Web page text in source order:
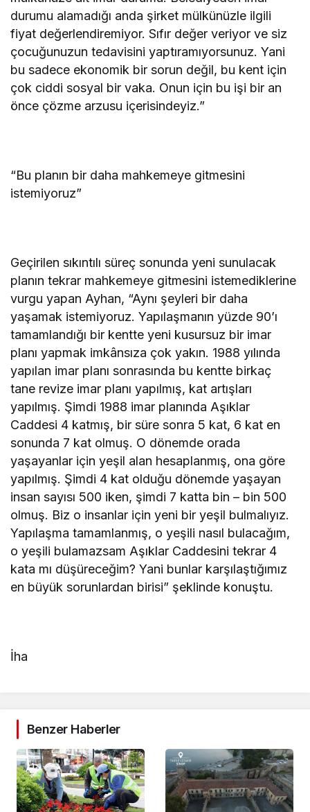
durumu alamadığı anda şirket mülkünüzle ilgili
fiyat değerlendiremiyor. Sıfır değer veriyor ve siz
çocuğunuzun tedavisini yaptıramıyorsunuz. Yani
bu sadece ekonomik bir sorun değil, bu kent için
çok ciddi sosyal bir vaka. Onun için bu işi bir an
önce çözme arzusu içerisindeyiz.”
“Bu planın bir daha mahkemeye gitmesini
istemiyoruz”
Geçirilen sıkıntılı süreç sonunda yeni sunulacak
planın tekrar mahkemeye gitmesini istemediklerine
vurgu yapan Ayhan, “Aynı şeyleri bir daha
yaşamak istemiyoruz. Yapılaşmanın yüzde 90’ı
tamamlandığı bir kentte yeni kusursuz bir imar
planı yapmak imkânsıza çok yakın. 1988 yılında
yapılan imar planı sonrasında bu kentte birkaç
tane revize imar planı yapılmış, kat artışları
yapılmış. Şimdi 1988 imar planında Aşıklar
Caddesi 4 katmış, bir süre sonra 5 kat, 6 kat en
sonunda 7 kat olmuş. O dönemde orada
yaşayanlar için yeşil alan hesaplanmış, ona göre
yapılmış. Şimdi 4 kat olduğu dönemde yaşayan
insan sayısı 500 iken, şimdi 7 katta bin – bin 500
olmuş. Biz o insanlar için yeni bir yeşil bulmalıyız.
Yapılaşma tamamlanmış, o yeşili nasıl bulacağım,
o yeşili bulamazsam Aşıklar Caddesini tekrar 4
kata mı düşüreceğim? Yani bunlar karşılaştığımız
en büyük sorunlardan birisi” şeklinde konuştu.
İha
Benzer Haberler